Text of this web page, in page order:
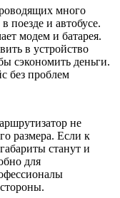
много
поезде и автобусе.
модем и батарея.
в устройство
сэкономить деньги.
без проблем
не
размера. Если к
станут и
для